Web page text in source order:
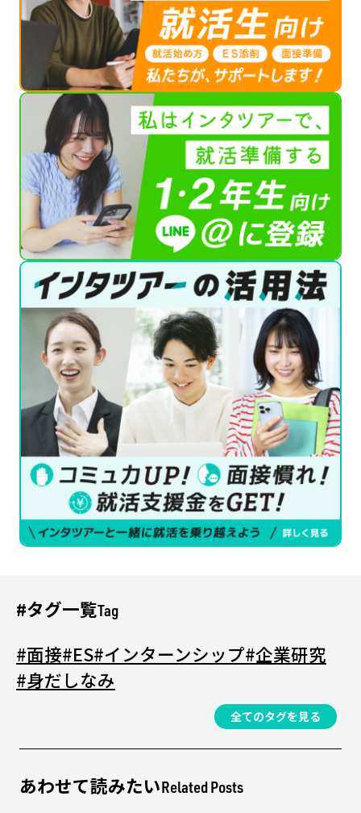
Tag
#タグ一覧
#面接#ES#インターンシップ#企業研究
#身だしなみ
全てのタグを見る
Related Posts
あわせて読みたい